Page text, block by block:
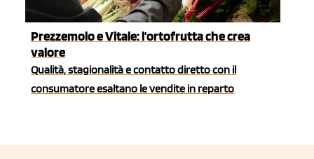
Prezzemolo e Vitale: l'ortofrutta che crea
valore
Qualità, stagionalità e contatto diretto con il
consumatore esaltano le vendite in reparto